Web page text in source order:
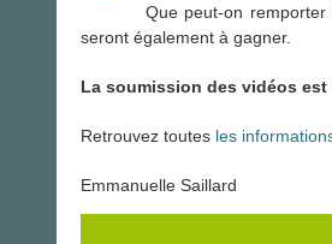
Que peut-on
seront également à gagner.
La soumission des vidéos est
Retrouvez toutes les
Emmanuelle Saillard